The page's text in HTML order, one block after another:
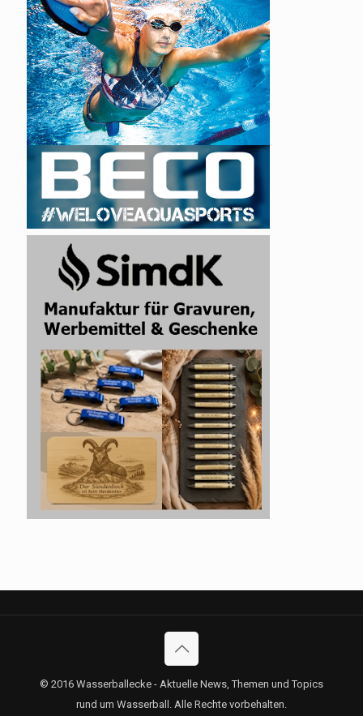
© 2016 Wasserballecke - Aktuelle News, Themen und Topics
rund um Wasserball. Alle Rechte vorbehalten.